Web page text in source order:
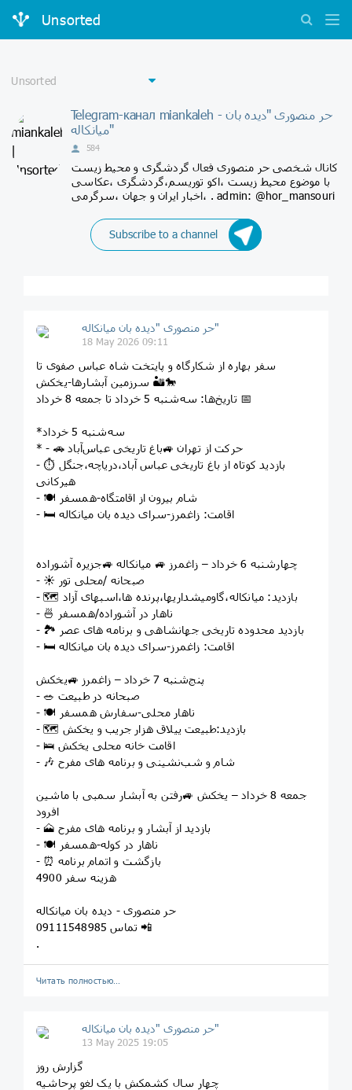
Unsorted
Telegram-канал miankaleh - حر منصوری "دیده بان
میانکاله"
584
کانال شخصی حر منصوری فعال گردشگری و محیط زیست
با موضوع محیط زیست ،اکو توریسم،گردشگری ،عکاسی
،اخبار ایران و جهان ،سرگرمی . admin: @hor_mansouri
Subscribe to a channel
حر منصوری "دیده بان میانکاله"
18 May 2026 09:11
سفر بهاره از شکارگاه و پایتخت شاه عباس صفوی تا
سرزمین آبشارها-یخکش 🏜️🐎
تاریخ‌ها: سه‌شنبه 5 خرداد تا جمعه 8 خرداد 📅
*سه‌شنبه 5 خرداد
* - 🚗 حرکت از تهران 🚙باغ تاریخی عباس‌آباد
- ⏱️ بازدید کوتاه از باغ تاریخی عباس آباد،دریاچه،جنگل
هیرکانی
- 🍽️ شام بیرون از اقامتگاه-همسفر
- 🛏️ اقامت: زاغمرز-سرای دیده بان میانکاله
چهارشنبه 6 خرداد – زاغمرز 🚙 میانکاله 🚙جزیره آشوراده
- ☀️ صبحانه /محلی تور
- 🗺️ بازدید: میانکاله،گاومیشداریها،پرنده ها،اسبهای آزاد
- 🍜 ناهار در آشوراده/همسفر
- 🏞️ بازدید محدوده تاریخی جهانشاهی و برنامه های عصر
- 🛏️ اقامت: زاغمرز-سرای دیده بان میانکاله
پنج‌شنبه 7 خرداد – زاغمرز 🚙یخکش
- 🥗 صبحانه در طبیعت
- 🍽️ ناهار محلی-سفارش همسفر
- 🗺️ بازدید:طبیعت ییلاق هزار جریب و یخکش
- 🛌 اقامت خانه محلی یخکش
- 🎶 شام و شب‌نشینی و برنامه های مفرح
جمعه 8 خرداد – یخکش 🚙رفتن به آبشار سمبی با ماشین
افرود
- 🗻 بازدید از آبشار و برنامه های مفرح
- 🍽️ ناهار در کوله-همسفر
- ⏰ بازگشت و اتمام برنامه
هزینه سفر 4900
حر منصوری - دیده بان میانکاله
تماس 09111548985 📲
.
Читать полностью…
حر منصوری "دیده بان میانکاله"
13 May 2025 19:05
گزارش روز
چهار سال کشمکش با یک لغو پرحاشیه